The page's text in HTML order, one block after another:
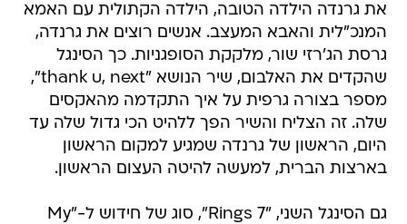
את גרנדה הילדה הטובה, הילדה הקתולית עם האמא
המנכ"לית והאבא המעצב. אנשים רוצים את גרנדה,
גרסת הג'רזי שור, מלקקת הסופגניות. כך הסינגל
שהקדים את האלבום, שיר הנושא "thank u, next",
מספר בצורה גרפית על איך התקדמה מהאקסים
שלה. זה הצליח והשיר הפך ללהיט הכי גדול שלה עד
היום, הראשון של גרנדה שמגיע למקום הראשון
בארצות הברית, למעשה להיטה העצום הראשון.
גם הסינגל השני, "7 Rings", סוג של חידוש ל-"My